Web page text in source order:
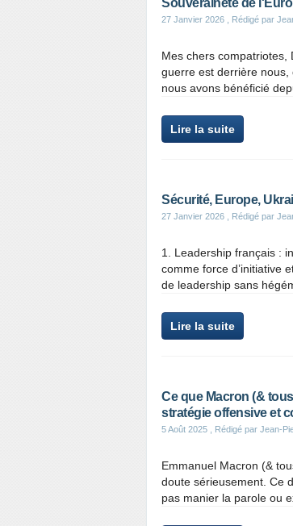
Souveraineté de
27 Janvier 2026 , Rédigé par
Mes chers compatriotes,
guerre est derrière nous,
nous avons bénéficié
Lire la suite
Sécurité, Europe,
27 Janvier 2026 , Rédigé par
1. Leadership français :
comme force d’initiative
de leadership sans
Lire la suite
Ce que Macron (&
stratégie offensive et
5 Août 2025 , Rédigé par Jean-
Emmanuel Macron (&
doute sérieusement. Ce
pas manier la parole ou